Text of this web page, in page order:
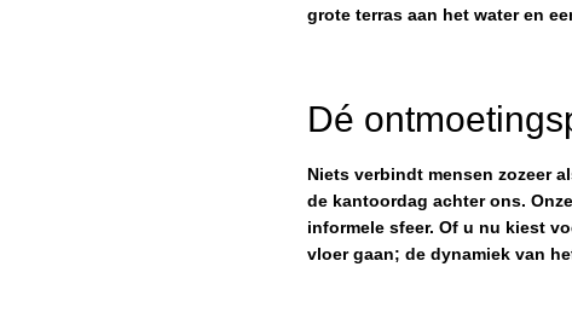
grote terras aan het water en
Dé
Niets verbindt mensen zozeer
de kantoordag achter ons.
informele sfeer. Of u nu kiest
vloer gaan; de dynamiek van